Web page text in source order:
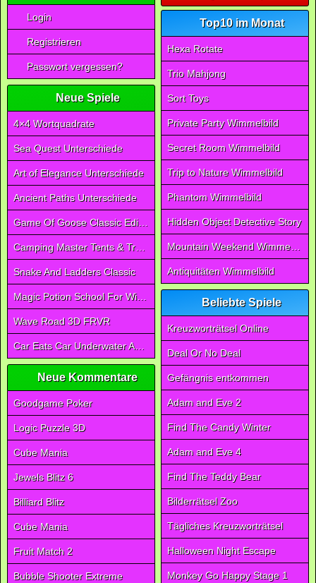
Login
Registrieren
Passwort vergessen?
Neue Spiele
4×4 Wortquadrate
Sea Quest Unterschiede
Art of Elegance Unterschiede
Ancient Paths Unterschiede
Game Of Goose Classic Edition
Camping Master Tents & Trees
Snake And Ladders Classic
Magic Potion School For Witch
Wave Road 3D FRVR
Car Eats Car Underwater Adventure FRVR
Neue Kommentare
Goodgame Poker
Logic Puzzle 3D
Cube Mania
Jewels Blitz 6
Billiard Blitz
Cube Mania
Fruit Match 2
Bubble Shooter Extreme
Top10 im Monat
Hexa Rotate
Trio Mahjong
Sort Toys
Private Party Wimmelbild
Secret Room Wimmelbild
Trip to Nature Wimmelbild
Phantom Wimmelbild
Hidden Object Detective Story
Mountain Weekend Wimmelbild
Antiquitäten Wimmelbild
Beliebte Spiele
Kreuzworträtsel Online
Deal Or No Deal
Gefängnis entkommen
Adam and Eve 2
Find The Candy Winter
Adam and Eve 4
Find The Teddy Bear
Bilderrätsel Zoo
Tägliches Kreuzworträtsel
Halloween Night Escape
Monkey Go Happy Stage 1